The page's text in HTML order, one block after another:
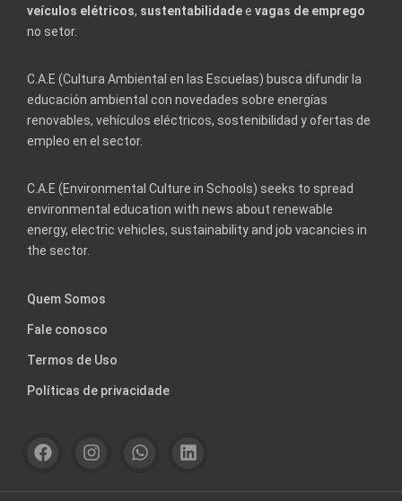
veículos elétricos, sustentabilidadee vagas de emprego
no setor.
C.A.E (Cultura Ambiental en las Escuelas) busca difundir la
educación ambiental con novedades sobre energías
renovables, vehículos eléctricos, sostenibilidad y ofertas de
empleo en el sector.
C.A.E (Environmental Culture in Schools) seeks to spread
environmental education with news about renewable
energy, electric vehicles, sustainability and job vacancies in
the sector.
Quem Somos
Fale conosco
Termos de Uso
Políticas de privacidade